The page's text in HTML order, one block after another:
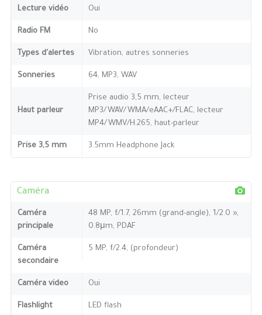
Lecture vidéo Oui
Radio FM No
Types d'alertes Vibration, autres sonneries
Sonneries 64, MP3, WAV
Haut parleur
Prise audio 3,5 mm, lecteur
MP3/WAV/WMA/eAAC+/FLAC, lecteur
MP4/WMV/H.265, haut-parleur
Prise 3,5 mm 3.5mm Headphone Jack
Caméra
Caméra
principale
48 MP, f/1.7, 26mm (grand-angle), 1/2.0 »,
0.8μm, PDAF
Caméra
secondaire
5 MP, f/2.4, (profondeur)
Caméra video Oui
Flashlight LED flash